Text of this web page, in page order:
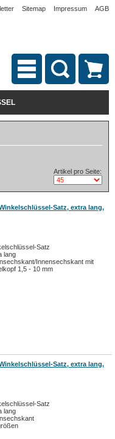
Sitemap Impressum AGB
Artikel pro Seite:
Satz, extra lang,
Satz
lang
Innensechskant mit
1,5 - 10 mm
Satz, extra lang,
Satz
lang